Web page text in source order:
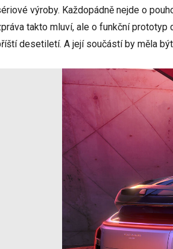
výroby. Každopádně nejde o
takto mluví, ale o funkční
desetiletí. A její součástí by měla